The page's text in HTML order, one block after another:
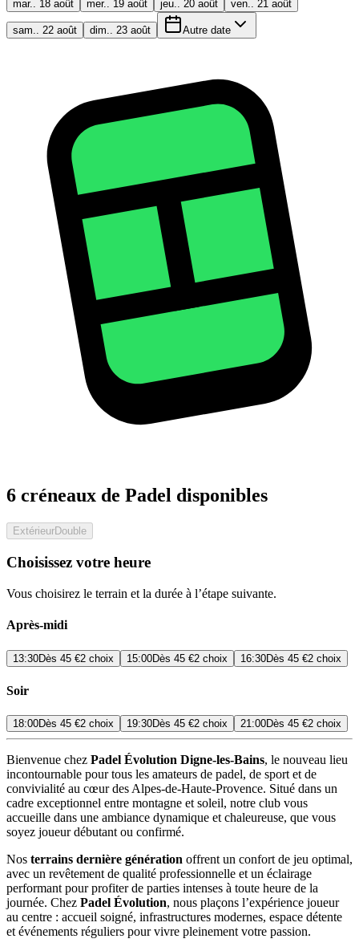
mar.. 18 août mer.. 19 août jeu.. 20 août ven.. 21 août
sam.. 22 août dim.. 23 août Autre date
6 créneaux de Padel disponibles
ExtérieurDouble
Choisissez votre heure
Vous choisirez le terrain et la durée à l’étape suivante.
Après-midi
13:30Dès 45 €2 choix 15:00Dès 45 €2 choix 16:30Dès 45 €2 choix
Soir
18:00Dès 45 €2 choix 19:30Dès 45 €2 choix 21:00Dès 45 €2 choix
Bienvenue chez Padel Évolution Digne-les-Bains, le nouveau lieu
incontournable pour tous les amateurs de padel, de sport et de
convivialité au cœur des Alpes-de-Haute-Provence. Situé dans un
cadre exceptionnel entre montagne et soleil, notre club vous
accueille dans une ambiance dynamique et chaleureuse, que vous
soyez joueur débutant ou confirmé.
Nos terrains dernière génération offrent un confort de jeu optimal,
avec un revêtement de qualité professionnelle et un éclairage
performant pour profiter de parties intenses à toute heure de la
journée. Chez Padel Évolution, nous plaçons l’expérience joueur
au centre : accueil soigné, infrastructures modernes, espace détente
et événements réguliers pour vivre pleinement votre passion.